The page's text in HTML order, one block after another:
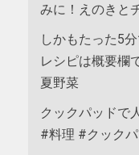
みに！えのきと
しかもたった5
レシピは概要欄
夏野菜
クックパッドで
#料理 #クック